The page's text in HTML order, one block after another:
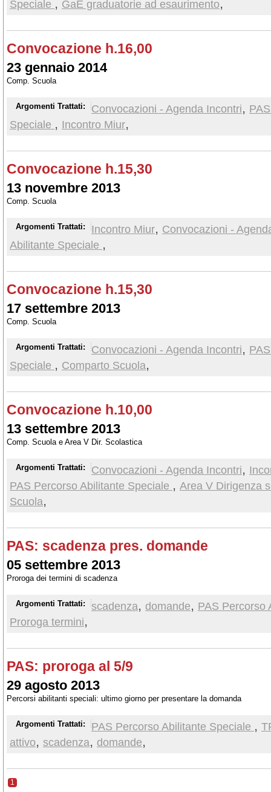
Speciale , GaE graduatorie ad esaurimento,
Convocazione h.16,00
23 gennaio 2014
Comp. Scuola
Argomenti Trattati: Convocazioni - Agenda Incontri,
Speciale , Incontro Miur,
Convocazione h.15,30
13 novembre 2013
Comp. Scuola
Argomenti Trattati: Incontro Miur, Convocazioni -
Abilitante Speciale ,
Convocazione h.15,30
17 settembre 2013
Comp. Scuola
Argomenti Trattati: Convocazioni - Agenda Incontri,
Speciale , Comparto Scuola,
Convocazione h.10,00
13 settembre 2013
Comp. Scuola e Area V Dir. Scolastica
Argomenti Trattati: Convocazioni - Agenda Incontri,
PAS Percorso Abilitante Speciale , Area V Dirigenza
Scuola,
PAS: scadenza pres. domande
05 settembre 2013
Proroga dei termini di scadenza
Argomenti Trattati: scadenza, domande, PAS Percorso
Proroga termini,
PAS: proroga al 5/9
29 agosto 2013
Percorsi abilitanti speciali: ultimo giorno per presentare la domanda
Argomenti Trattati: PAS Percorso Abilitante Speciale ,
attivo, scadenza, domande,
1